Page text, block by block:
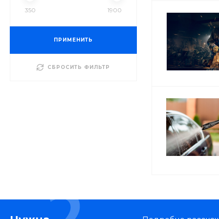
350 1900
ПРИМЕНИТЬ
СБРОСИТЬ ФИЛЬТР